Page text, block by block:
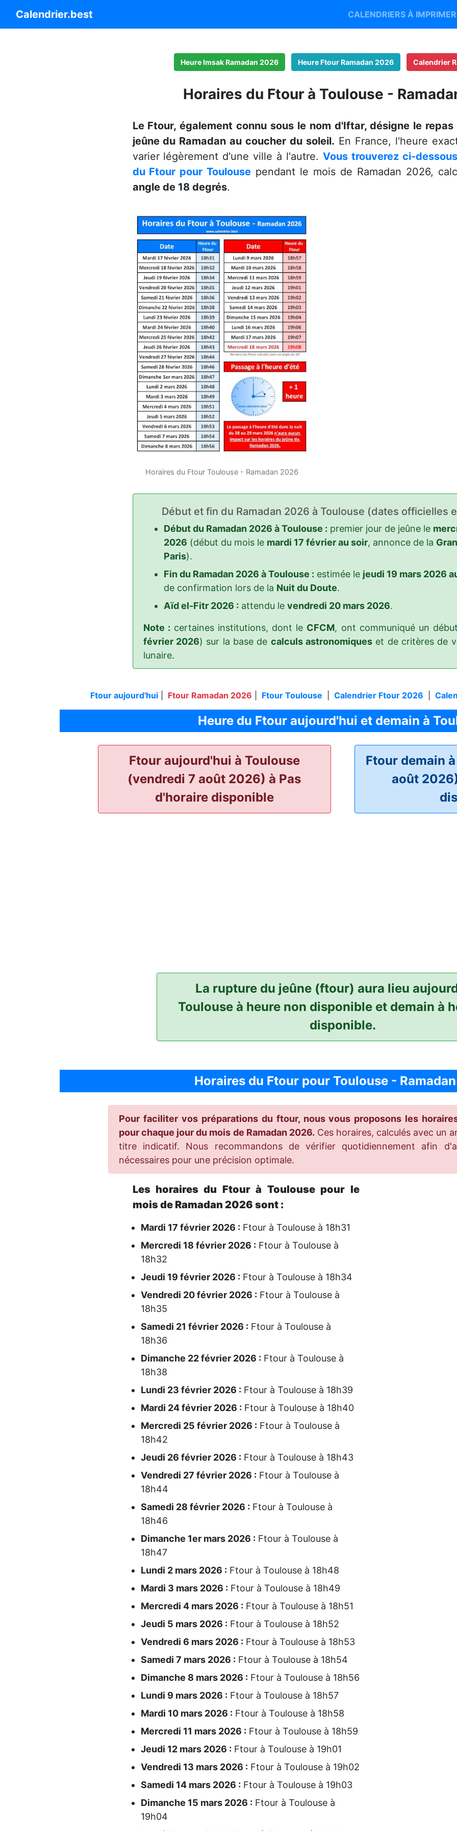
Calendrier.best CALENDRIERS À IMPRIMER
Heure Imsak Ramadan 2026 Heure Ftour Ramadan 2026 Calendrier
Horaires du Ftour à Toulouse -
Le Ftour, également connu sous le nom d'Iftar, désigne le
jeûne du Ramadan au coucher du soleil. En France, l'heure
varier légèrement d'une ville à l'autre. Vous trouverez ci-
du Ftour pour Toulouse pendant le mois de Ramadan 2026,
angle de 18 degrés.
Horaires du Ftour Toulouse - Ramadan 2026
Début et fin du Ramadan 2026 à Toulouse (dates officielles
Début du Ramadan 2026 à Toulouse : premier jour de jeûne le
2026 (début du mois le mardi 17 février au soir, annonce de la
Paris).
Fin du Ramadan 2026 à Toulouse : estimée le jeudi 19 mars 2026
de confirmation lors de la Nuit du Doute.
Aïd el-Fitr 2026 : attendu le vendredi 20 mars 2026.
Note : certaines institutions, dont le CFCM, ont communiqué un
février 2026) sur la base de calculs astronomiques et de critères de
lunaire.
Ftour aujourd'hui Ftour Ramadan 2026 Ftour Toulouse Calendrier Ftour 2026
Heure du Ftour aujourd'hui et demain à
Ftour aujourd'hui à Toulouse
(vendredi 7 août 2026) à Pas
d'horaire disponible
Ftour demain
août
La rupture du jeûne (ftour) aura lieu
Toulouse à heure non disponible et demain à
disponible.
Horaires du Ftour pour Toulouse -
Pour faciliter vos préparations du ftour, nous vous proposons les
pour chaque jour du mois de Ramadan 2026. Ces horaires, calculés avec un
titre indicatif. Nous recommandons de vérifier quotidiennement afin
nécessaires pour une précision optimale.
Les horaires du Ftour à Toulouse pour le
mois de Ramadan 2026 sont :
Mardi 17 février 2026 : Ftour à Toulouse à 18h31
Mercredi 18 février 2026 : Ftour à Toulouse à
18h32
Jeudi 19 février 2026 : Ftour à Toulouse à 18h34
Vendredi 20 février 2026 : Ftour à Toulouse à
18h35
Samedi 21 février 2026 : Ftour à Toulouse à
18h36
Dimanche 22 février 2026 : Ftour à Toulouse à
18h38
Lundi 23 février 2026 : Ftour à Toulouse à 18h39
Mardi 24 février 2026 : Ftour à Toulouse à 18h40
Mercredi 25 février 2026 : Ftour à Toulouse à
18h42
Jeudi 26 février 2026 : Ftour à Toulouse à 18h43
Vendredi 27 février 2026 : Ftour à Toulouse à
18h44
Samedi 28 février 2026 : Ftour à Toulouse à
18h46
Dimanche 1er mars 2026 : Ftour à Toulouse à
18h47
Lundi 2 mars 2026 : Ftour à Toulouse à 18h48
Mardi 3 mars 2026 : Ftour à Toulouse à 18h49
Mercredi 4 mars 2026 : Ftour à Toulouse à 18h51
Jeudi 5 mars 2026 : Ftour à Toulouse à 18h52
Vendredi 6 mars 2026 : Ftour à Toulouse à 18h53
Samedi 7 mars 2026 : Ftour à Toulouse à 18h54
Dimanche 8 mars 2026 : Ftour à Toulouse à 18h56
Lundi 9 mars 2026 : Ftour à Toulouse à 18h57
Mardi 10 mars 2026 : Ftour à Toulouse à 18h58
Mercredi 11 mars 2026 : Ftour à Toulouse à 18h59
Jeudi 12 mars 2026 : Ftour à Toulouse à 19h01
Vendredi 13 mars 2026 : Ftour à Toulouse à 19h02
Samedi 14 mars 2026 : Ftour à Toulouse à 19h03
Dimanche 15 mars 2026 : Ftour à Toulouse à
19h04